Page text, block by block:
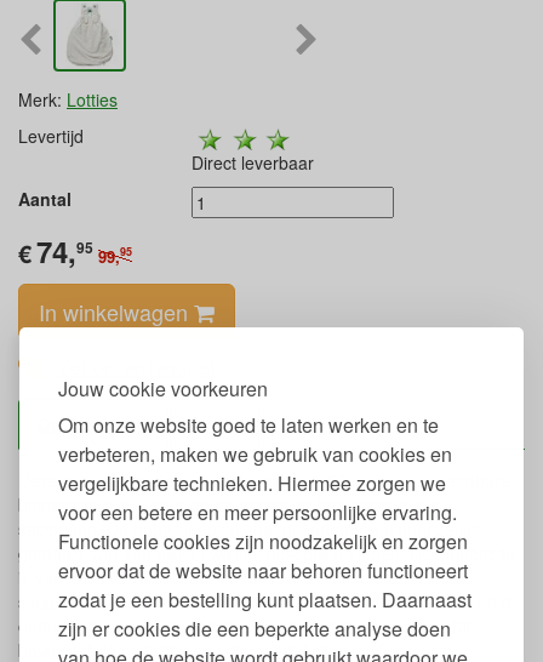
Jouw cookie voorkeuren
Om onze website goed te laten werken en te
verbeteren, maken we gebruik van cookies en
vergelijkbare technieken. Hiermee zorgen we
voor een betere en meer persoonlijke ervaring.
Functionele cookies zijn noodzakelijk en zorgen
ervoor dat de website naar behoren functioneert
zodat je een bestelling kunt plaatsen. Daarnaast
zijn er cookies die een beperkte analyse doen
Merk: Lotties
Levertijd
Direct leverbaar
Aantal
€74,95 99,95
In winkelwagen
Omschrijving Lotties
Deze meegroeiende baby slaapzak van 90 cm met uitneembare
binnenzak is als "zeer goed" getest en bruikbaar in alle
seizoenen. De baby slaapzak met uitneembare binnenzak is
gemaakt van een dikke kwaliteit biologisch katoen. De binnenzak
is van badstof van biologisch katoen. De bovenkant van de
slaapzak is aansluitend om de baby lekker warm te houden en de
onderkant is zeer ruim om trappelen mogelijk te maken. Dit
bevordert de motoriek en spierontwikkeling.